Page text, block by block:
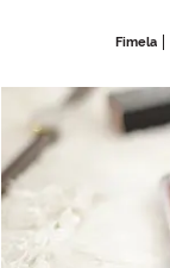
Fimela